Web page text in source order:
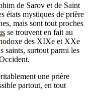
de Sarov et de Saint
états mys­tiques de prière
mais sont tout proches
se trouvent en fait au
des XIXe et XXe
saints, sur­tout parmi les
une prière
par­tout, en tout